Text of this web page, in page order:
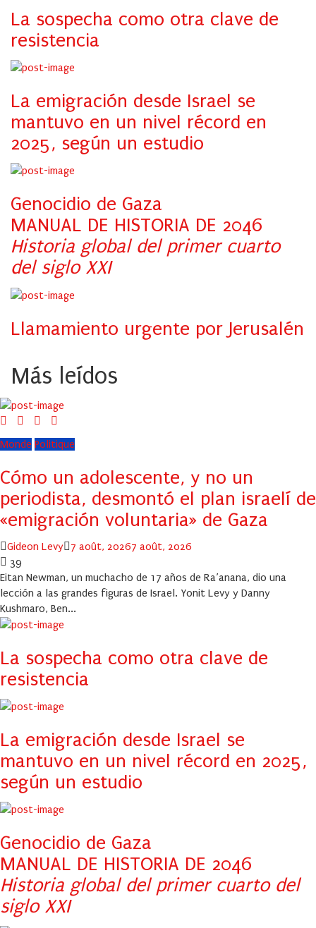
La sospecha como otra clave de
resistencia
La emigración desde Israel se
mantuvo en un nivel récord en
2025, según un estudio
Genocidio de Gaza
MANUAL DE HISTORIA DE 2046
Historia global del primer cuarto
del siglo XXI
Llamamiento urgente por Jerusalén
Más leídos
Monde Politique
Cómo un adolescente, y no un
periodista, desmontó el plan israelí de
«emigración voluntaria» de Gaza
Author
Gideon Levy
Posted
7 août, 20267 août, 2026
39
Eitan Newman, un muchacho de 17 años de Ra’anana, dio una
lección a las grandes figuras de Israel. Yonit Levy y Danny
Kushmaro, Ben...
La sospecha como otra clave de
resistencia
La emigración desde Israel se
mantuvo en un nivel récord en 2025,
según un estudio
Genocidio de Gaza
MANUAL DE HISTORIA DE 2046
Historia global del primer cuarto del
siglo XXI